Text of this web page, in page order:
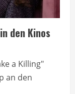
den Kinos
a Killing"
an den